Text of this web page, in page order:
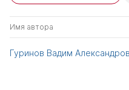
Имя автора
Гуринов Вадим